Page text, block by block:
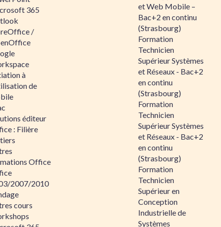
365
/
à
de
éditeur
: Filière
Office
2007/2010
cours
et Web Mobile –
Bac+2 en continu
(Strasbourg)
Formation
Technicien
Supérieur Systèmes
et Réseaux - Bac+2
en continu
(Strasbourg)
Formation
Technicien
Supérieur Systèmes
et Réseaux - Bac+2
en continu
(Strasbourg)
Formation
Technicien
Supérieur en
Conception
Industrielle de
Systèmes